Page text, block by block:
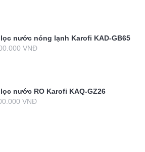
lọc nước nóng lạnh Karofi KAD-GB65
VNĐ
nước RO Karofi KAQ-GZ26
VNĐ